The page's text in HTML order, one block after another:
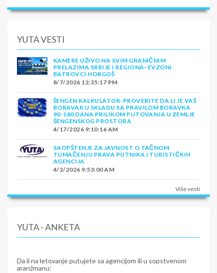
YUTA VESTI
KAMERE UŽIVO NA SVIM GRANIČNIM
PRELAZIMA SRBIJE I REGIONA–EVZONI
BATROVCI HORGOŠ
8/7/2026 12:35:17 PM
ŠENGEN KALKULATOR-PROVERITE DA LI JE VAŠ
BORAVAK U SKLADU SA PRAVILOM BORAVKA
90-180 DANA PRILIKOM PUTOVANJA U ZEMLJE
ŠENGENSKOG PROSTORA
4/17/2026 9:10:16 AM
SAOPŠTENJE ZA JAVNOST O TAČNOM
TUMAČENJU PRAVA PUTNIKA I TURISTIČKIH
AGENCIJA
4/2/2026 9:53:00 AM
Više vesti
YUTA - ANKETA
Da li na letovanje putujete sa agencijom ili u sopstvenom
aranžmanu: